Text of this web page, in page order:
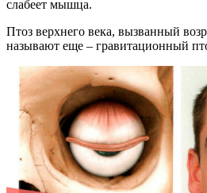
слабеет мышца.
Птоз верхнего века, вызванный
называют еще – гравитационный